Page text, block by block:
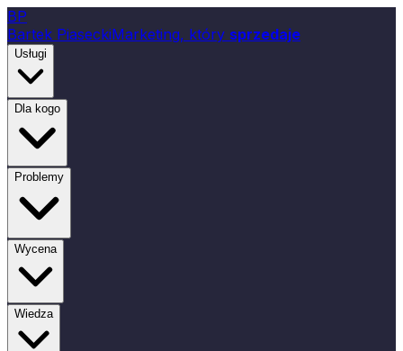
BP
Bartek PiaseckiMarketing, który sprzedaje
Usługi
Dla kogo
Problemy
Wycena
Wiedza